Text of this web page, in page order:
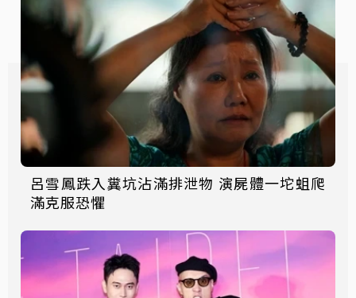
呂雪鳳跌入糞坑沾滿排泄物 演屍體一坨蛆爬
滿克服恐懼